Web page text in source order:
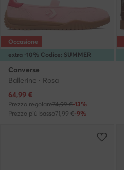
extra -10% Codice: SUMMER
Occasione
Converse
Ballerine · Rosa
Prezzo attuale
64,99 €
Prezzo regolare74,99 €-13%
Prezzo più basso71,99 €-9%